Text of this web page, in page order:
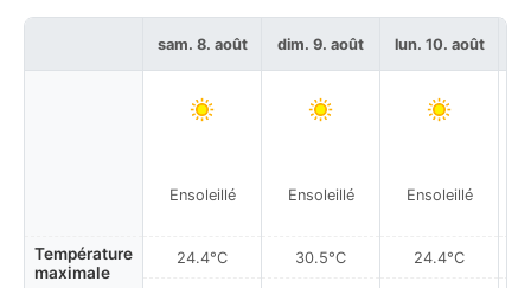
Température
maximale
sam. 8. août
Ensoleillé
24.4°C
dim. 9. août
Ensoleillé
30.5°C
lun. 10. août
Ensoleillé
24.4°C